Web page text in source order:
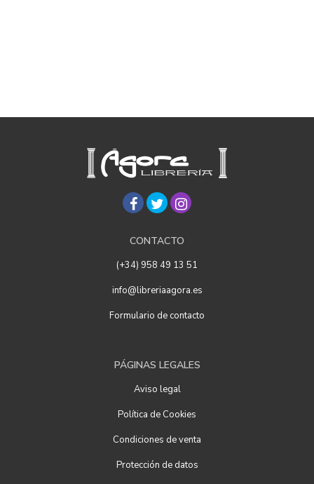
CONTACTO
(+34) 958 49 13 51
info@libreriaagora.es
Formulario de contacto
PÁGINAS LEGALES
Aviso legal
Política de Cookies
Condiciones de venta
Protección de datos